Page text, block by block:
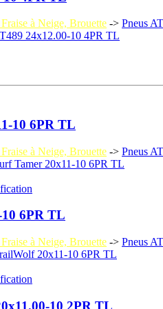
à Neige, Brouette -> Pneus
10 6PR TL
à Neige, Brouette -> Pneus
6PR TL
à Neige, Brouette -> Pneus
10 2PR TL